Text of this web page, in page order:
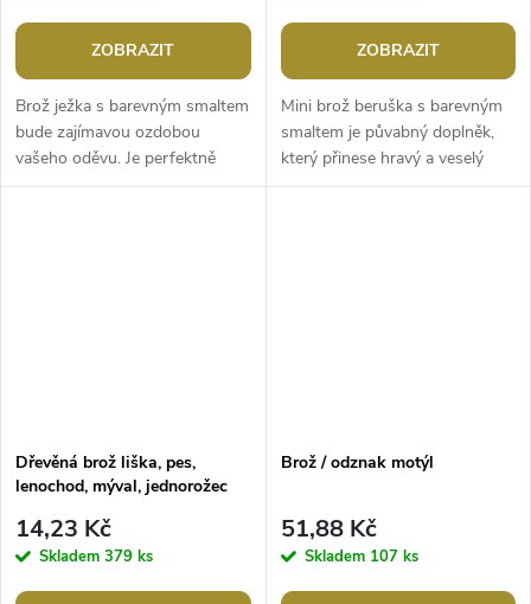
ZOBRAZIT
Brož ježka s barevným smaltem
bude zajímavou ozdobou
vašeho oděvu. Je perfektně
zpracovaná s precizním
ZOBRAZIT
Mini brož beruška s barevným
smaltem je půvabný doplněk,
který přinese hravý a veselý
prvek do vašeho šatníku. Její
Dřevěná brož liška, pes,
lenochod, mýval, jednorožec
14,23 Kč
Skladem 379 ks
Brož / odznak motýl
51,88 Kč
Skladem 107 ks